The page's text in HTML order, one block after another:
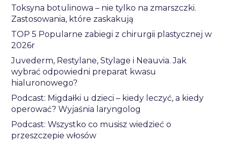
Toksyna botulinowa – nie tylko na zmarszczki.
Zastosowania, które zaskakują
TOP 5 Popularne zabiegi z chirurgii plastycznej w
2026r
Juvederm, Restylane, Stylage i Neauvia. Jak
wybrać odpowiedni preparat kwasu
hialuronowego?
Podcast: Migdałki u dzieci – kiedy leczyć, a kiedy
operować? Wyjaśnia laryngolog
Podcast: Wszystko co musisz wiedzieć o
przeszczepie włosów